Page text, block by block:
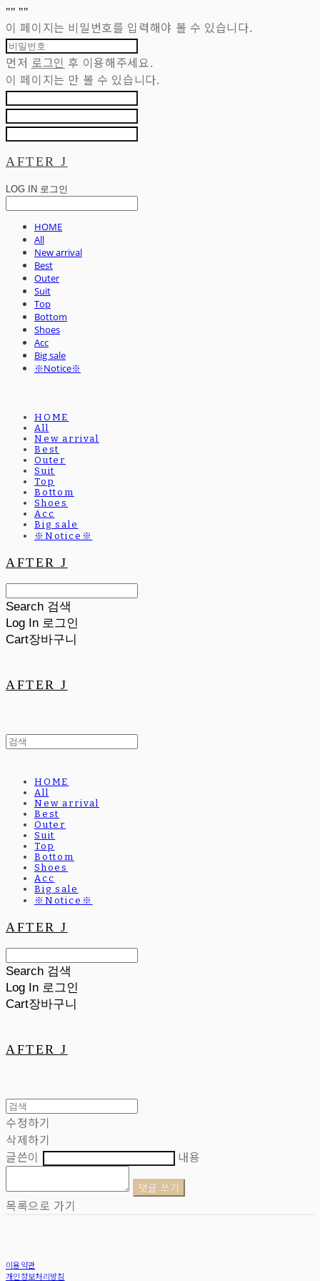
"" ""
이 페이지는 비밀번호를 입력해야 볼 수 있습니다.
먼저 로그인 후 이용해주세요.
이 페이지는 만 볼 수 있습니다.
AFTER J
LOG IN 로그인
HOME
All
New arrival
Best
Outer
Suit
Top
Bottom
Shoes
Acc
Big sale
※Notice※
HOME
All
New arrival
Best
Outer
Suit
Top
Bottom
Shoes
Acc
Big sale
※Notice※
AFTER J
Search 검색
Log In 로그인
Cart장바구니
AFTER J
HOME
All
New arrival
Best
Outer
Suit
Top
Bottom
Shoes
Acc
Big sale
※Notice※
AFTER J
Search 검색
Log In 로그인
Cart장바구니
AFTER J
수정하기
삭제하기
글쓴이
내용
댓글 쓰기
목록으로 가기
이용약관
개인정보처리방침